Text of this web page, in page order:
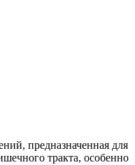
предназначенная для
тракта, особенно